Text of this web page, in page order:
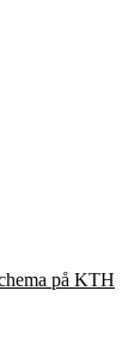
på KTH